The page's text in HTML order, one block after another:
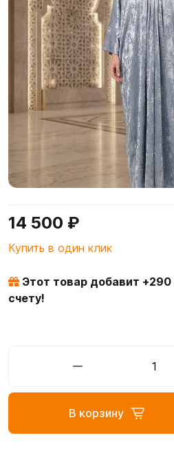
14 500 ₽
Купить в один клик
Этот товар добавит +290
счету!
В корзину